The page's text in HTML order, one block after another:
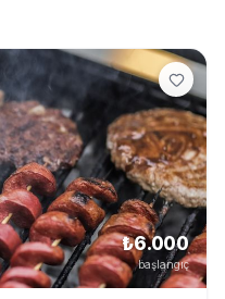
₺6.000
başlangıç